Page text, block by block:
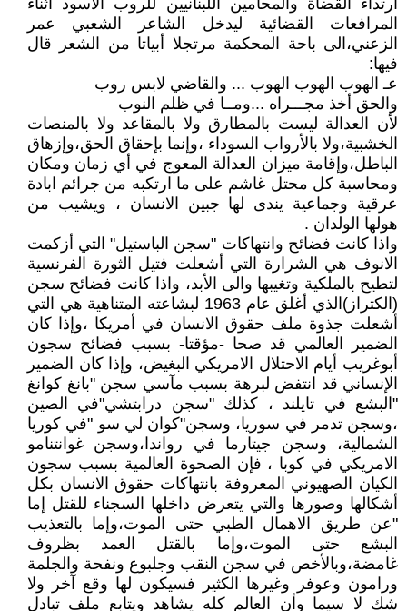
ارتداء القضاة والمحامين اللبنانيين للروب الأسود أثناء
المرافعات القضائية ليدخل الشاعر الشعبي عمر
الزعني،الى باحة المحكمة مرتجلا أبياتا من الشعر قال
فيها:
عـ الهوب الهوب الهوب ... والقاضي لابس روب
والحق أخذ مجـــراه ...ومــا في ظلم النوب
لأن العدالة ليست بالمطارق ولا بالمقاعد ولا بالمنصات
الخشبية،ولا بالأرواب السوداء ،وإنما بإحقاق الحق،وإزهاق
الباطل،وإقامة ميزان العدالة المعوج في أي زمان ومكان
ومحاسبة كل محتل غاشم على ما ارتكبه من جرائم ابادة
عرقية وجماعية يندى لها جبين الانسان ، ويشيب من
هولها الولدان .
واذا كانت فضائح وانتهاكات "سجن الباستيل" التي أزكمت
الانوف هي الشرارة التي أشعلت فتيل الثورة الفرنسية
لتطيح بالملكية وتغيبها والى الأبد، واذا كانت فضائح سجن
(الكتراز)الذي أغلق عام 1963 لبشاعته المتناهية هي التي
أشعلت جذوة ملف حقوق الانسان في أمريكا ،وإذا كان
الضمير العالمي قد صحا -مؤقتا- بسبب فضائح سجون
أبوغريب أيام الاحتلال الامريكي البغيض، وإذا كان الضمير
الإنساني قد انتفض لبرهة بسبب مآسي سجن "بانغ كوانغ
"البشع في تايلند ، كذلك "سجن درابتشي"في الصين
،وسجن تدمر في سوريا، وسجن"كوان لي سو "في كوريا
الشمالية، وسجن جيتارما في رواندا،وسجن غوانتنامو
الامريكي في كوبا ، فإن الصحوة العالمية بسبب سجون
الكيان الصهيوني المعروفة بانتهاكات حقوق الانسان بكل
أشكالها وصورها والتي يتعرض داخلها السجناء للقتل إما
"عن طريق الاهمال الطبي حتى الموت،وإما بالتعذيب
البشع حتى الموت،وإما بالقتل العمد بظروف
غامضة،وبالأخص في سجن النقب وجلبوع ونفحة والجلمة
ورامون وعوفر وغيرها الكثير فسيكون لها وقع آخر ولا
شك لا سيما وأن العالم كله يشاهد ويتابع ملف تبادل